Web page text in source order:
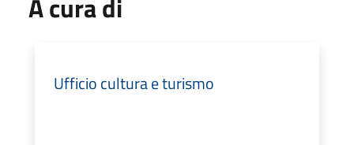
A cura di
Ufficio cultura e turismo